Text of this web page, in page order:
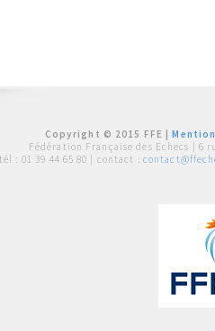
Copyright © 2015 FFE |
Fédération Française des Echecs | 6
tél : 01 39 44 65 80 | contact :